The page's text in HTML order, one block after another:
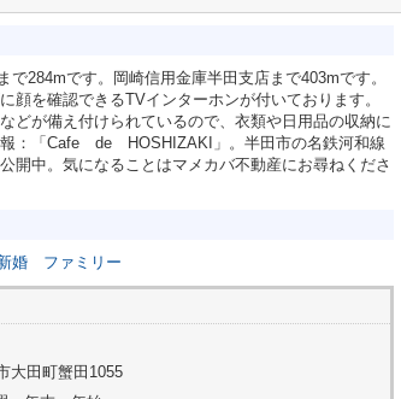
284mです。岡崎信用金庫半田支店まで403mです。
顔を確認できるTVインターホンが付いております。
どが備え付けられているので、衣類や日用品の収納に
：「Cafe de HOSHIZAKI」。半田市の名鉄河和線
開中。気になることはマメカバ不動産にお尋ねくださ
婚 ファミリー
大田町蟹田1055